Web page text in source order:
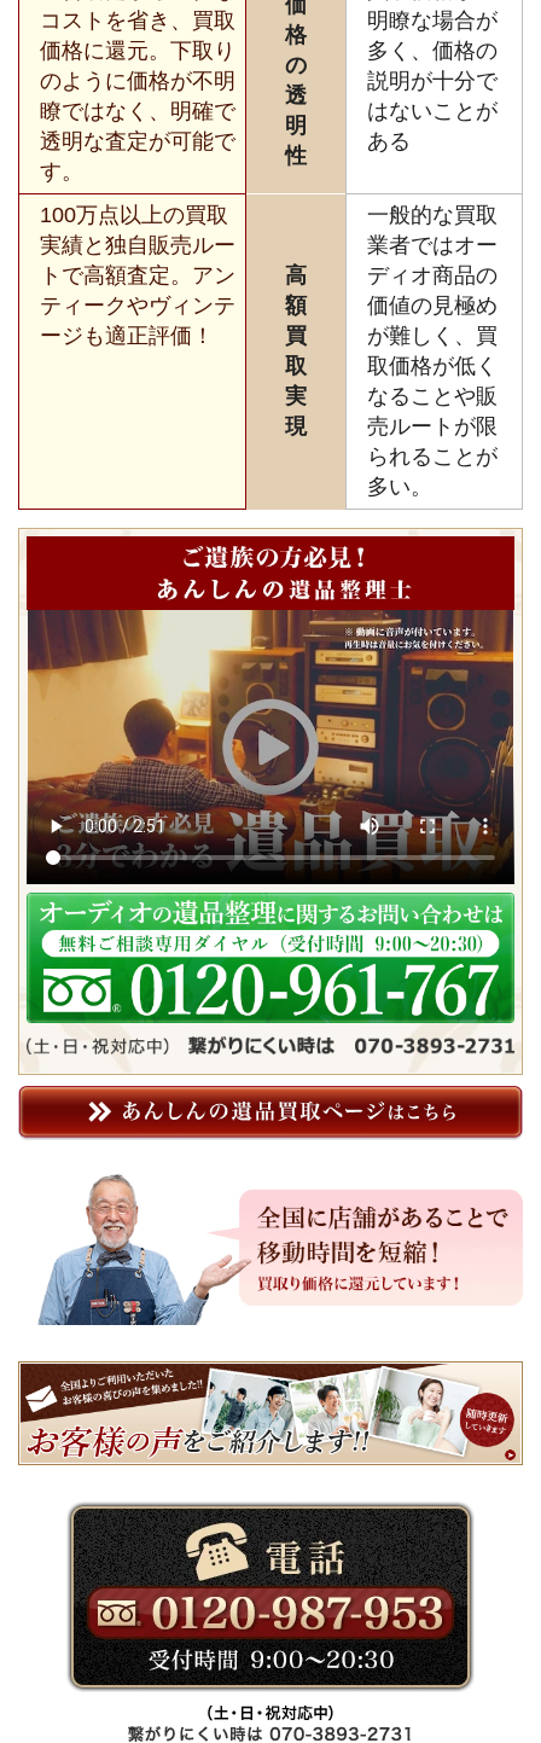
コストを省き、買取
価格に還元。下取り
のように価格が不明
瞭ではなく、明確で
透明な査定が可能で
す。
格
の
透
明
性
明瞭な場合が
多く、価格の
説明が十分で
はないことが
ある
100万点以上の買取
実績と独自販売ルー
トで高額査定。アン
ティークやヴィンテ
ージも適正評価！
高
額
買
取
実
現
一般的な買取
業者ではオー
ディオ商品の
価値の見極め
が難しく、買
取価格が低く
なることや販
売ルートが限
られることが
多い。